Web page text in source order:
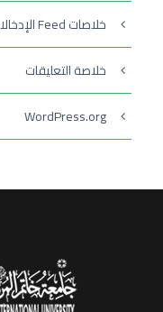
خلاصات Feed الإدخالات
خلاصة التعليقات
WordPress.org